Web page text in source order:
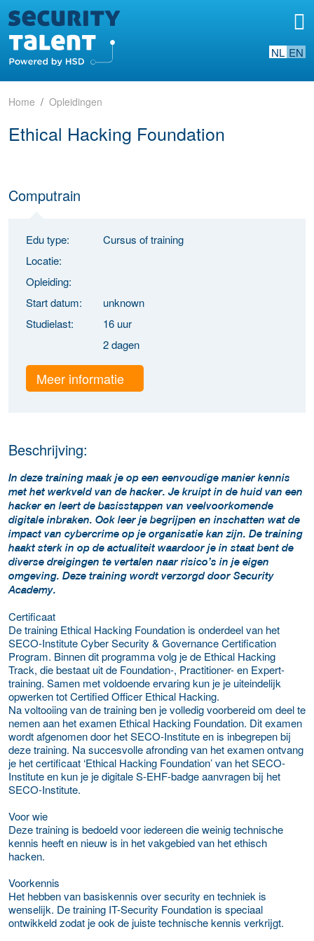
NL EN
Home Opleidingen
Ethical Hacking Foundation
Computrain
Edu type:
Cursus of training
Locatie:
Opleiding:
Start datum:
unknown
Studielast:
16 uur
2 dagen
Meer informatie
Beschrijving:
In deze training maak je op een eenvoudige manier kennis
met het werkveld van de hacker. Je kruipt in de huid van een
hacker en leert de basisstappen van veelvoorkomende
digitale inbraken. Ook leer je begrijpen en inschatten wat de
impact van cybercrime op je organisatie kan zijn. De training
haakt sterk in op de actualiteit waardoor je in staat bent de
diverse dreigingen te vertalen naar risico’s in je eigen
omgeving. Deze training wordt verzorgd door Security
Academy.
Certificaat
De training Ethical Hacking Foundation is onderdeel van het
SECO-Institute Cyber Security & Governance Certification
Program. Binnen dit programma volg je de Ethical Hacking
Track, die bestaat uit de Foundation-, Practitioner- en Expert-
training. Samen met voldoende ervaring kun je je uiteindelijk
opwerken tot Certified Officer Ethical Hacking.
Na voltooiing van de training ben je volledig voorbereid om deel te
nemen aan het examen Ethical Hacking Foundation. Dit examen
wordt afgenomen door het SECO-Institute en is inbegrepen bij
deze training. Na succesvolle afronding van het examen ontvang
je het certificaat ‘Ethical Hacking Foundation’ van het SECO-
Institute en kun je je digitale S-EHF-badge aanvragen bij het
SECO-Institute.
Voor wie
Deze training is bedoeld voor iedereen die weinig technische
kennis heeft en nieuw is in het vakgebied van het ethisch
hacken.
Voorkennis
Het hebben van basiskennis over security en techniek is
wenselijk. De training IT-Security Foundation is speciaal
ontwikkeld zodat je ook de juiste technische kennis verkrijgt.